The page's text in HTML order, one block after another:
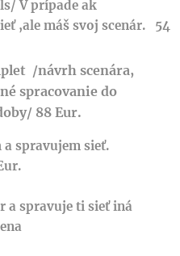
V prípade ak
,ale máš svoj scenár. 54
/návrh scenára,
spracovanie do
88 Eur.
spravujem sieť.
a spravuje ti sieť iná